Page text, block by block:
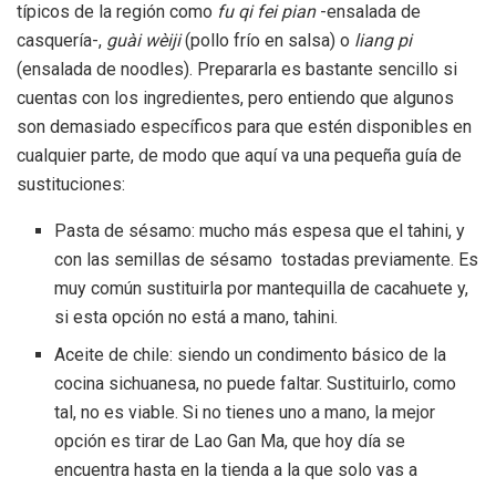
típicos de la región como fu qi fei pian-ensalada de
casquería-, guài wèiji(pollo frío en salsa) o liang pi
(ensalada de noodles). Prepararla es bastante sencillo si
cuentas con los ingredientes, pero entiendo que algunos
son demasiado específicos para que estén disponibles en
cualquier parte, de modo que aquí va una pequeña guía de
sustituciones:
Pasta de sésamo: mucho más espesa que el tahini, y
con las semillas de sésamo tostadas previamente. Es
muy común sustituirla por mantequilla de cacahuete y,
si esta opción no está a mano, tahini.
Aceite de chile: siendo un condimento básico de la
cocina sichuanesa, no puede faltar. Sustituirlo, como
tal, no es viable. Si no tienes uno a mano, la mejor
opción es tirar de Lao Gan Ma, que hoy día se
encuentra hasta en la tienda a la que solo vas a